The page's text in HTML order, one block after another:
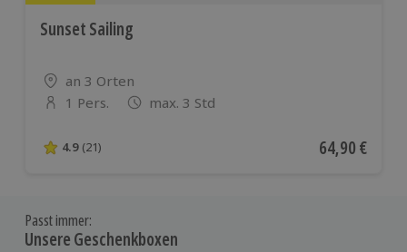
Sunset Sailing
Standort
an 3 Orten
Anzahl der Teilnehmer
1 Pers. max. 3 Std
4.9 von 5 Sternen basierend auf 21 Bewertungen
4.9 (21) Aktueller
64,90 €
Passt immer:
Unsere Geschenkboxen